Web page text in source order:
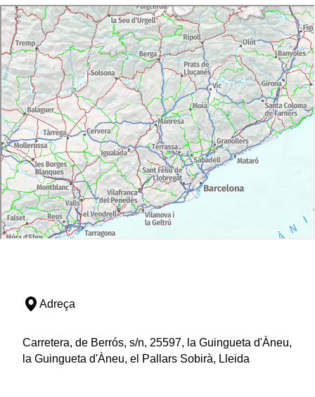
Adreça
Carretera, de Berrós, s/n, 25597, la Guingueta d'Àneu,
la Guingueta d'Àneu, el Pallars Sobirà, Lleida